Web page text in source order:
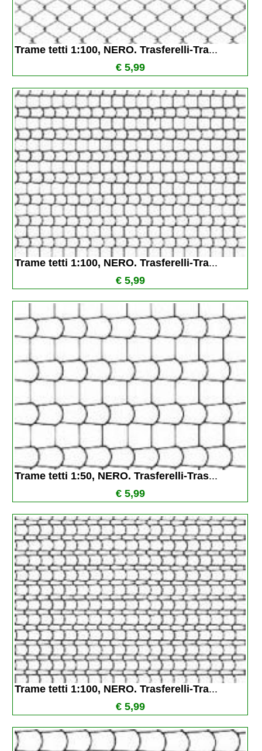
Trame tetti 1:100, NERO. Trasferelli-Tra...
€ 5,99
Trame tetti 1:100, NERO. Trasferelli-Tra...
€ 5,99
Trame tetti 1:50, NERO. Trasferelli-Tras...
€ 5,99
Trame tetti 1:100, NERO. Trasferelli-Tra...
€ 5,99